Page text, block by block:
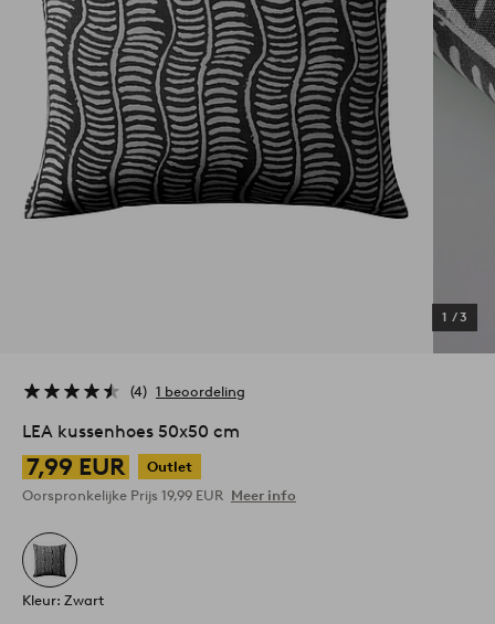
1 /3
4 1 beoordeling
LEA kussenhoes 50x50 cm
7,99 EUR
Outlet
Oorspronkelijke Prijs 19,99 EUR Meer info
Kleur: Zwart